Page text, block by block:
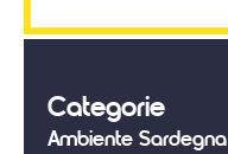
Categorie
Ambiente Sardegna